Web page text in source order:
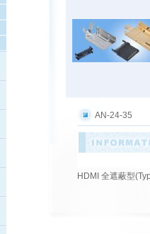
AN-24-35
HDMI 全遮蔽型